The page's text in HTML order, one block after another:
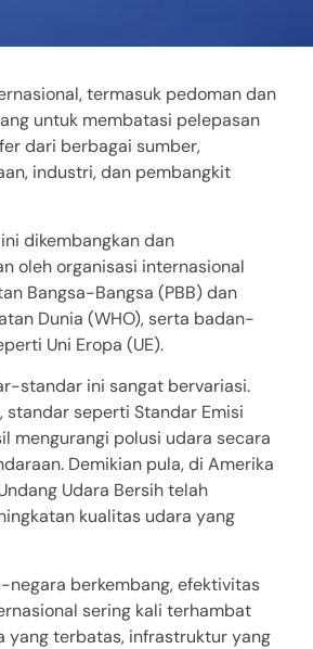
termasuk pedoman dan
untuk membatasi pelepasan
dari berbagai sumber,
industri, dan pembangkit
dikembangkan dan
oleh organisasi internasional
Bangsa-Bangsa (PBB) dan
Dunia (WHO), serta badan-
Uni Eropa (UE).
standar ini sangat bervariasi.
standar seperti Standar Emisi
mengurangi polusi udara secara
Demikian pula, di Amerika
Udara Bersih telah
kualitas udara yang
negara berkembang, efektivitas
sering kali terhambat
yang terbatas, infrastruktur yang